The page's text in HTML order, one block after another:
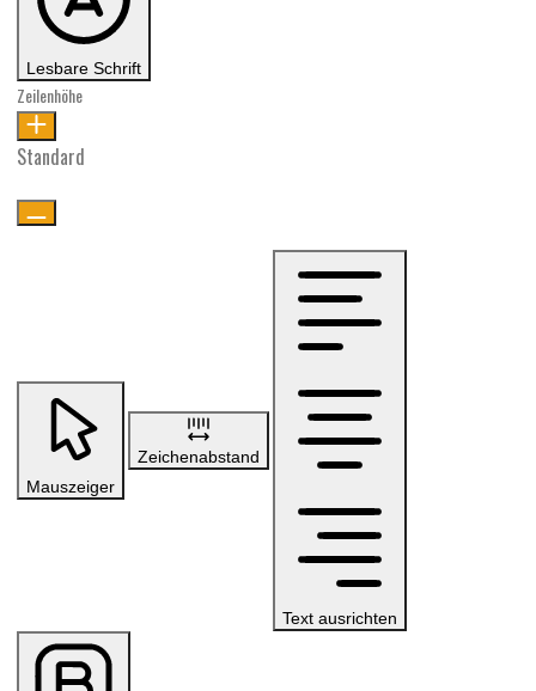
Lesbare Schrift
Zeilenhöhe
Standard
Mauszeiger
Zeichenabstand
Text ausrichten